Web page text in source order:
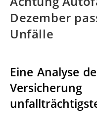
Dezember
Unfälle
Eine Analyse